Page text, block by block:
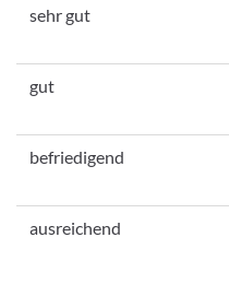
sehr gut
gut
befriedigend
ausreichend